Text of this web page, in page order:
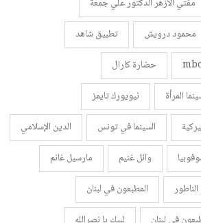
محمود درويش
تطبيق شاهد
حضارة كارال
المرأة
نيويورك تايمز
السينما في تونس
الدين الإسلامي
وائل غنيم
مارسيل غانم
المطبعون في لبنان